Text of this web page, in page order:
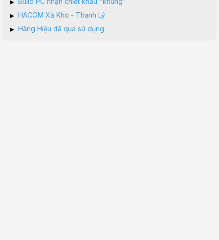
▸ HACOM Xả Kho - Thanh Lý
▸ Hàng Hiệu đã qua sử dụng